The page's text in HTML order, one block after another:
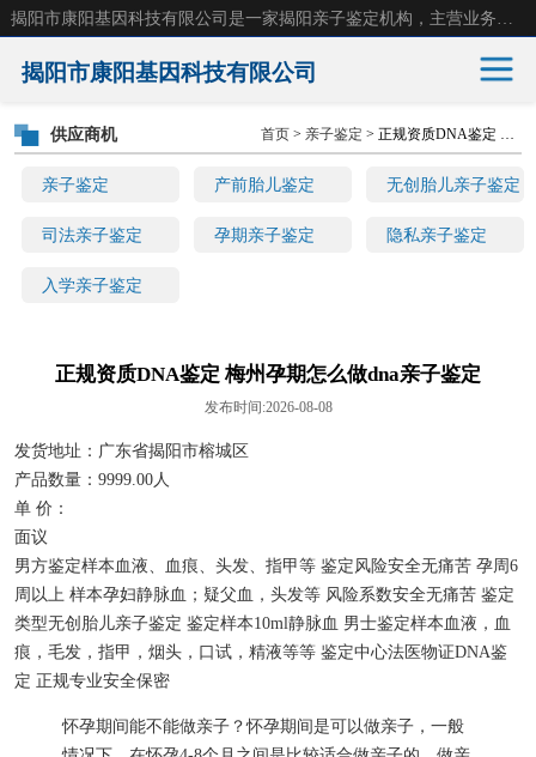
揭阳市康阳基因科技有限公司
亲子鉴定 产前胎儿鉴定 无创胎儿亲子鉴定
司法亲子鉴定 孕期亲子鉴定 隐私亲子鉴定
入学亲子鉴定
供应商机 首页 > 亲子鉴定 > 正规资质DNA鉴定 梅州孕期怎么做dna亲子鉴定
正规资质DNA鉴定 梅州孕期怎么做dna亲子鉴定
发布时间:2026-08-08
发货地址：广东省揭阳市榕城区
产品数量：9999.00人
单 价：
面议
男方鉴定样本血液、血痕、头发、指甲等 鉴定风险安全无痛苦 孕周6
周以上 样本孕妇静脉血；疑父血，头发等 风险系数安全无痛苦 鉴定
类型无创胎儿亲子鉴定 鉴定样本10ml静脉血 男士鉴定样本血液，血
痕，毛发，指甲，烟头，口试，精液等等 鉴定中心法医物证DNA鉴
定 正规专业安全保密
怀孕期间能不能做亲子？怀孕期间是可以做亲子，一般
亲子鉴定 产前胎儿鉴定
无创胎儿亲子鉴定 司法亲子鉴定
孕期亲子鉴定